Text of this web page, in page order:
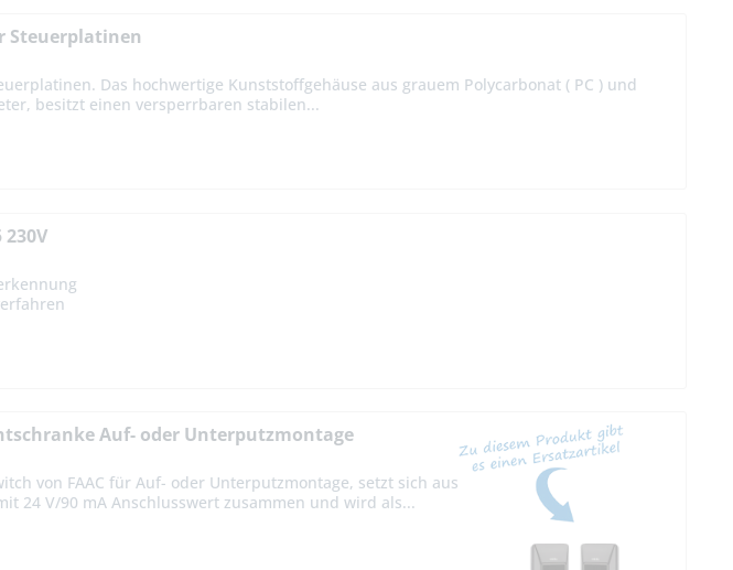
Steuerplatinen
Das hochwertige Kunststoffgehäuse aus grauem Polycarbonat ( PC ) und
besitzt einen versperrbaren stabilen...
230V
Auf- oder Unterputzmontage
von FAAC für Auf- oder Unterputzmontage, setzt sich aus
24 V/90 mA Anschlusswert zusammen und wird als...